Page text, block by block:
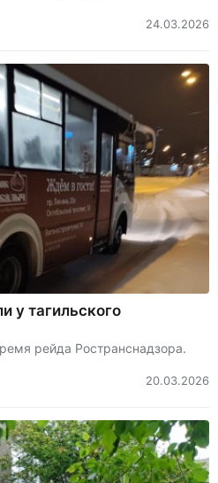
24.03.2026
у тагильского
рейда Ространснадзора.
20.03.2026